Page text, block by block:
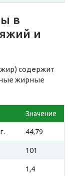
в
и
содержит
жирные
Значение
44,79
101
1,4